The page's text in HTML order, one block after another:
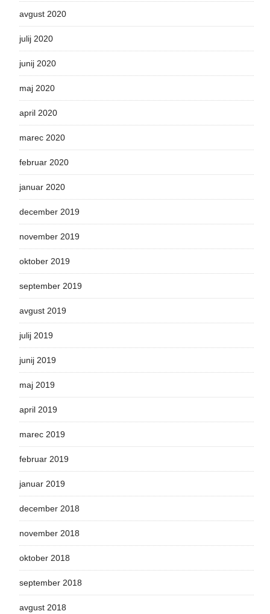
avgust 2020
julij 2020
junij 2020
maj 2020
april 2020
marec 2020
februar 2020
januar 2020
december 2019
november 2019
oktober 2019
september 2019
avgust 2019
julij 2019
junij 2019
maj 2019
april 2019
marec 2019
februar 2019
januar 2019
december 2018
november 2018
oktober 2018
september 2018
avgust 2018